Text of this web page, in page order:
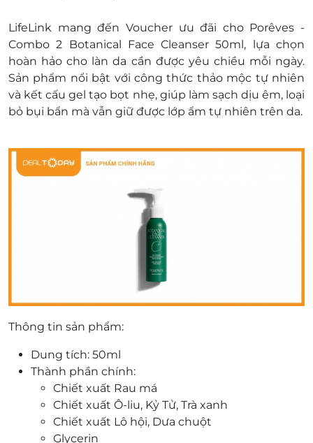
LifeLink mang đến Voucher ưu đãi cho Porêves -
Combo 2 Botanical Face Cleanser 50ml, lựa chọn
hoàn hảo cho làn da cần được yêu chiều mỗi ngày.
Sản phẩm nổi bật với công thức thảo mộc tự nhiên
và kết cấu gel tạo bọt nhẹ, giúp làm sạch dịu êm, loại
bỏ bụi bẩn mà vẫn giữ được lớp ẩm tự nhiên trên da.
Thông tin sản phẩm:
Dung tích: 50ml
Thành phần chính:
Chiết xuất Rau má
Chiết xuất Ô-liu, Kỷ Tử, Trà xanh
Chiết xuất Lô hội, Dưa chuột
Glycerin